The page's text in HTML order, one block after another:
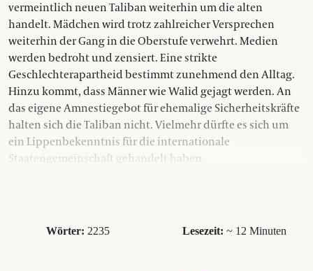
vermeintlich neuen Taliban weiterhin um die alten
handelt. Mädchen wird trotz zahlreicher Versprechen
weiterhin der Gang in die Oberstufe verwehrt. Medien
werden bedroht und zensiert. Eine strikte
Geschlechterapartheid bestimmt zunehmend den Alltag.
Hinzu kommt, dass Männer wie Walid gejagt werden. An
das eigene Amnestiegebot für ehemalige Sicherheitskräfte
halten sich die Taliban nicht. Vielmehr dürfte es sich um
ein Lippenbekenntnis für die internationale
Staatengemeinschaft gehandelt haben.
Wörter: 2235 Lesezeit: ~ 12 Minuten